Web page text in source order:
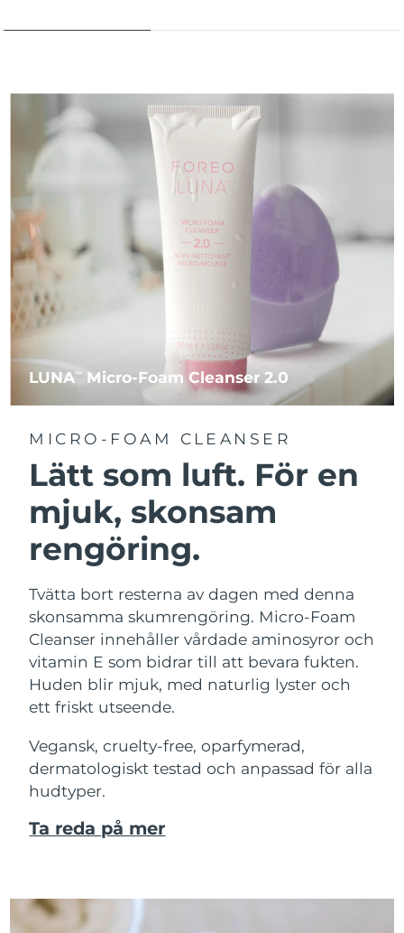
LUNATM Micro-Foam Cleanser 2.0
MICRO-FOAM CLEANSER
Lätt som luft. För en
mjuk, skonsam
rengöring.
Tvätta bort resterna av dagen med denna
skonsamma skumrengöring. Micro-Foam
Cleanser innehåller vårdade aminosyror och
vitamin E som bidrar till att bevara fukten.
Huden blir mjuk, med naturlig lyster och
ett friskt utseende.
Vegansk, cruelty-free, oparfymerad,
dermatologiskt testad och anpassad för alla
hudtyper.
Ta reda på mer